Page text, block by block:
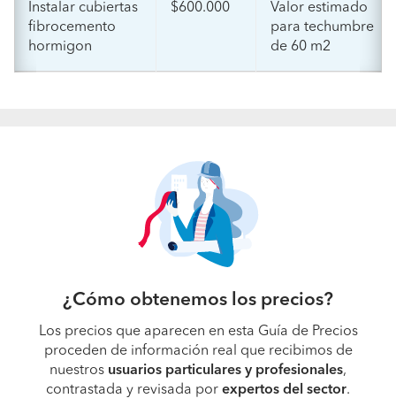
Instalar cubiertas
fibrocemento
hormigon
$600.000
Valor estimado
para techumbre
de 60 m2
¿Cómo obtenemos los precios?
Los precios que aparecen en esta Guía de Precios
proceden de información real que recibimos de
nuestros usuarios particulares y profesionales,
contrastada y revisada por expertos del sector.